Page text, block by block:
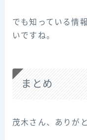
でも知っている情
いですね。
まとめ
茂木さん、ありが